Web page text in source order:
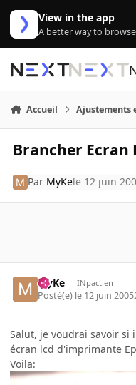
Aller au contenu
View in the app
A better way to
Accueil Ajustements
Brancher Ecran
Par MyKele 12 juin
MyKe INpactien
Posté(e) le 12 juin 2005
Salut, je voudrai savoir si
écran lcd d'imprimante
Voila: